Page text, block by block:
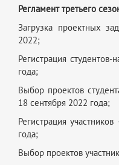
Регламент третьего
Загрузка проектных
2022;
Регистрация студентов-
года;
Выбор проектов
18 сентября 2022 года;
Регистрация
года;
Выбор проектов